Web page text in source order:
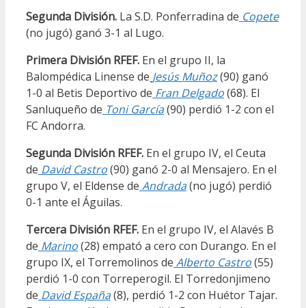
Segunda División. La S.D. Ponferradina de Copete
(no jugó) ganó 3-1 al Lugo.
Primera División RFEF. En el grupo II, la
Balompédica Linense de Jesús Muñoz(90) ganó
1-0 al Betis Deportivo de Fran Delgado(68). El
Sanluqueño de Toni García(90) perdió 1-2 con el
FC Andorra.
Segunda División RFEF. En el grupo IV, el Ceuta
de David Castro(90) ganó 2-0 al Mensajero. En el
grupo V, el Eldense de Andrada(no jugó) perdió
0-1 ante el Águilas.
Tercera División RFEF. En el grupo IV, el Alavés B
de Marino(28) empató a cero con Durango. En el
grupo IX, el Torremolinos de Alberto Castro(55)
perdió 1-0 con Torreperogil. El Torredonjimeno
de David España(8), perdió 1-2 con Huétor Tajar.